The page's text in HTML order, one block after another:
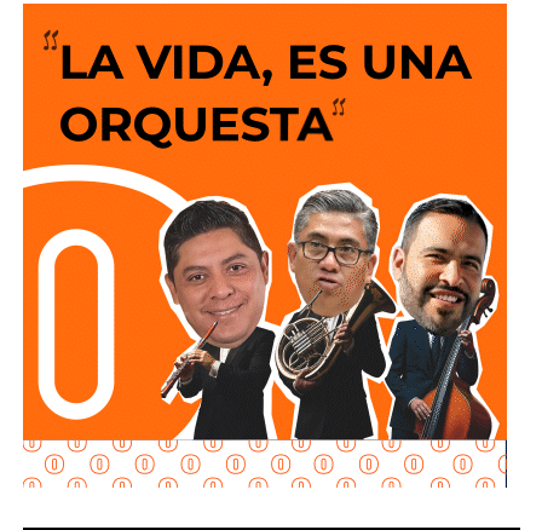
ingenieros viales o expertos de turno la solución
siempre es que el peatón suba y baje 200 escalones
de horribles estructuras de hierroo que los autos
sigan a 100 km/h sobre un puente o paso a desnivel.
No soy un experto en ingeniería urbana, por lo que no
pretendo entrar en detalles técnicos de si está bien o mal
hecho, por eso me centro en losdebates que quieren
forzar las páginas de Facebookque se llaman medios
de prensa.
Pocas veces he visto medios cuestionar la constante
construcción de estructura cochista que lejos de mejorar la
movilidad, como dicen los boletines oficiales, tienden
solamente a
favorecer la velocidad
¿Quién se acuerda de los peatones? ¿Quién piensa
en el que quiere cruzar la calle sin tener que subirse